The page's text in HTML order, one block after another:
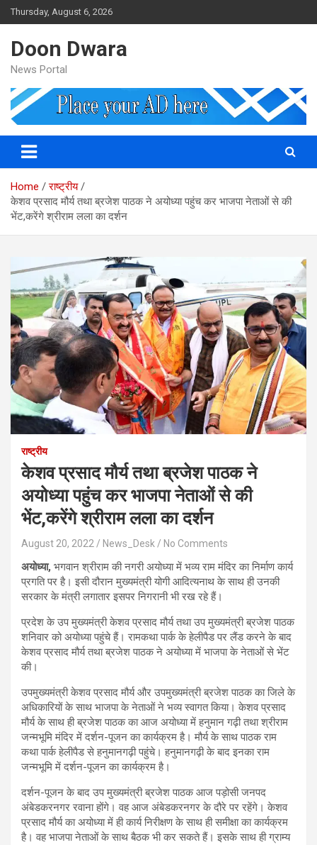
Skip
to
Thursday, August 6, 2026
Doon Dwara
News Portal
Home
राष्ट्रीय
केशव प्रसाद मौर्य तथा ब्रजेश पाठक ने अयोध्या पहुंच कर भाजपा नेताओं से की
भेंट,करेंगे श्रीराम लला का दर्शन
राष्ट्रीय
केशव प्रसाद मौर्य तथा ब्रजेश पाठक ने
अयोध्या पहुंच कर भाजपा नेताओं से की
भेंट,करेंगे श्रीराम लला का दर्शन
August 20, 2022 News_Desk No Comments
अयोध्या, भगवान श्रीराम की नगरी अयोध्या में भव्य राम मंदिर का निर्माण कार्य
प्रगति पर है। इसी दौरान मुख्यमंत्री योगी आदित्यनाथ के साथ ही उनकी
सरकार के मंत्री लगातार इसपर निगरानी भी रख रहे हैं।
प्रदेश के उप मुख्यमंत्री केशव प्रसाद मौर्य तथा उप मुख्यमंत्री ब्रजेश पाठक
शनिवार को अयोध्या पहुंचे हैं। रामकथा पार्क के हेलीपैड पर लैंड करने के बाद
केशव प्रसाद मौर्य तथा ब्रजेश पाठक ने अयोध्या में भाजपा के नेताओं से भेंट
की।
उपमुख्यमंत्री केशव प्रसाद मौर्य और उपमुख्यमंत्री ब्रजेश पाठक का जिले के
अधिकारियों के साथ भाजपा के नेताओं ने भव्य स्वागत किया। केशव प्रसाद
मौर्य के साथ ही ब्रजेश पाठक का आज अयोध्या में हनुमान गढ़ी तथा श्रीराम
जन्मभूमि मंदिर में दर्शन-पूजन का कार्यक्रम है। मौर्य के साथ पाठक राम
कथा पार्क हेलीपैड से हनुमानगढ़ी पहुंचे। हनुमानगढ़ी के बाद इनका राम
जन्मभूमि में दर्शन-पूजन का कार्यक्रम है।
दर्शन-पूजन के बाद उप मुख्यमंत्री ब्रजेश पाठक आज पड़ोसी जनपद
अंबेडकरनगर रवाना होंगे। वह आज अंबेडकरनगर के दौरे पर रहेंगे। केशव
प्रसाद मौर्य का अयोध्या में ही कार्य निरीक्षण के साथ ही समीक्षा का कार्यक्रम
है। वह भाजपा नेताओं के साथ बैठक भी कर सकते हैं। इसके साथ ही ग्राम्य